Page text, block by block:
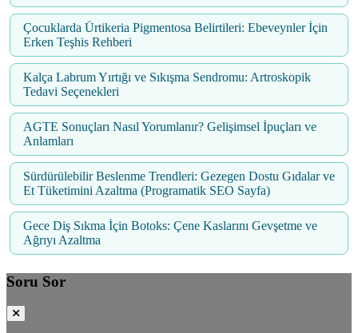
Çocuklarda Ürtikeria Pigmentosa Belirtileri: Ebeveynler İçin
Erken Teşhis Rehberi
Kalça Labrum Yırtığı ve Sıkışma Sendromu: Artroskopik
Tedavi Seçenekleri
AGTE Sonuçları Nasıl Yorumlanır? Gelişimsel İpuçları ve
Anlamları
Sürdürülebilir Beslenme Trendleri: Gezegen Dostu Gıdalar ve
Et Tüketimini Azaltma (Programatik SEO Sayfa)
Gece Diş Sıkma İçin Botoks: Çene Kaslarını Gevşetme ve
Ağrıyı Azaltma
Soru Sor